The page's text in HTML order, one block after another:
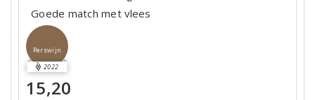
Goede match met vlees
Perswijn
2022
15,20